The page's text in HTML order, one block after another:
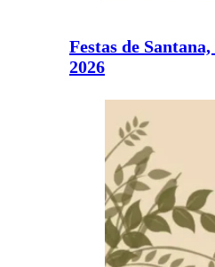
Festas de
2026